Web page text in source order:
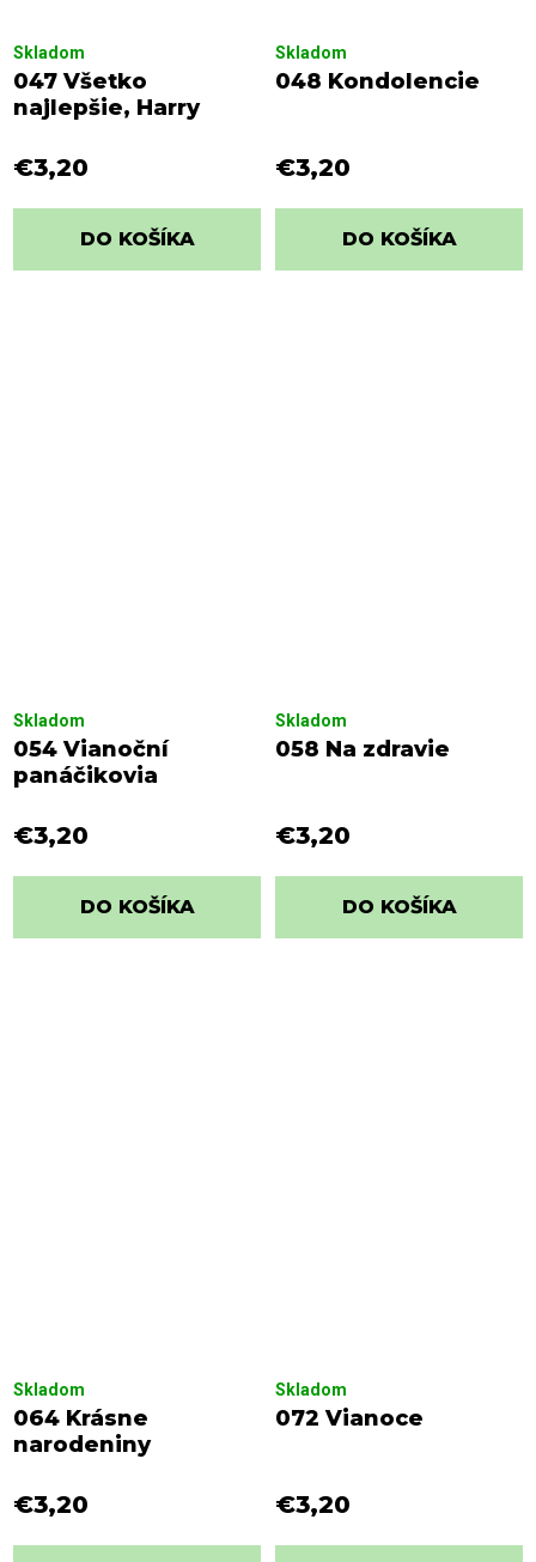
047 Všetko
najlepšie, Harry
Skladom
€3,20
DO KOŠÍKA
048 Kondolencie
Skladom
€3,20
DO KOŠÍKA
054 Vianoční
panáčikovia
Skladom
€3,20
DO KOŠÍKA
058 Na zdravie
Skladom
€3,20
DO KOŠÍKA
064 Krásne
narodeniny
Skladom
€3,20
072 Vianoce
Skladom
€3,20